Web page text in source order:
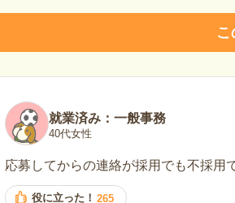
就業済み：一般事務
40代女性
応募してからの連絡が採用でも不採用
役に立った！ 265